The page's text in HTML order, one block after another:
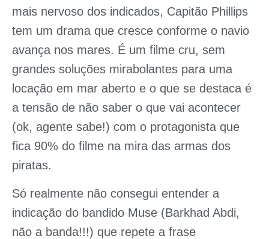
mais nervoso dos indicados, Capitão Phillips
tem um drama que cresce conforme o navio
avança nos mares. É um filme cru, sem
grandes soluções mirabolantes para uma
locação em mar aberto e o que se destaca é
a tensão de não saber o que vai acontecer
(ok, agente sabe!) com o protagonista que
fica 90% do filme na mira das armas dos
piratas.
Só realmente não consegui entender a
indicação do bandido Muse (Barkhad Abdi,
não a banda!!!) que repete a frase